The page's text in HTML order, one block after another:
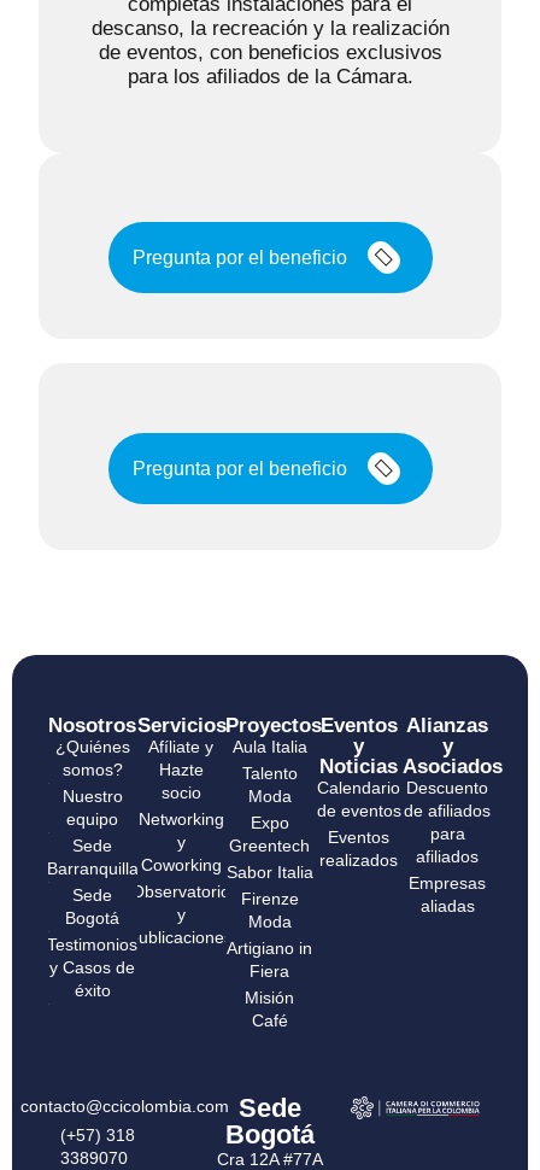
descanso, la recreación y la realización
de eventos, con beneficios exclusivos
para los afiliados de la Cámara.
Pregunta por el beneficio
Pregunta por el beneficio
Nosotros
¿Quiénes
somos?
Nuestro
equipo
Sede
Barranquilla
Sede
Bogotá
Testimonios
y Casos de
éxito
Servicios
Afíliate y
Hazte
socio
Networking
y
Coworking
Observatorio
y
publicaciones
Proyectos
Aula Italia
Talento
Moda
Expo
Greentech
Sabor Italia
Firenze
Moda
Artigiano in
Fiera
Misión
Café
Eventos
y
Noticias
Calendario
de eventos
Eventos
realizados
Alianzas
y
Asociados
Descuento
de afiliados
para
afiliados
Empresas
aliadas
Sede
Bogotá
Cra 12A #77A
contacto@ccicolombia.com
(+57) 318
3389070